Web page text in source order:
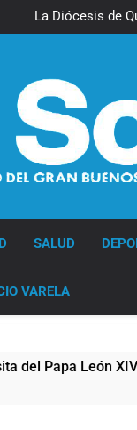
La Diócesis de
Figuras de la
La Diócesis de
Figuras de la
Nueva jornada
en
SALUD
VARELA
León XIV a la